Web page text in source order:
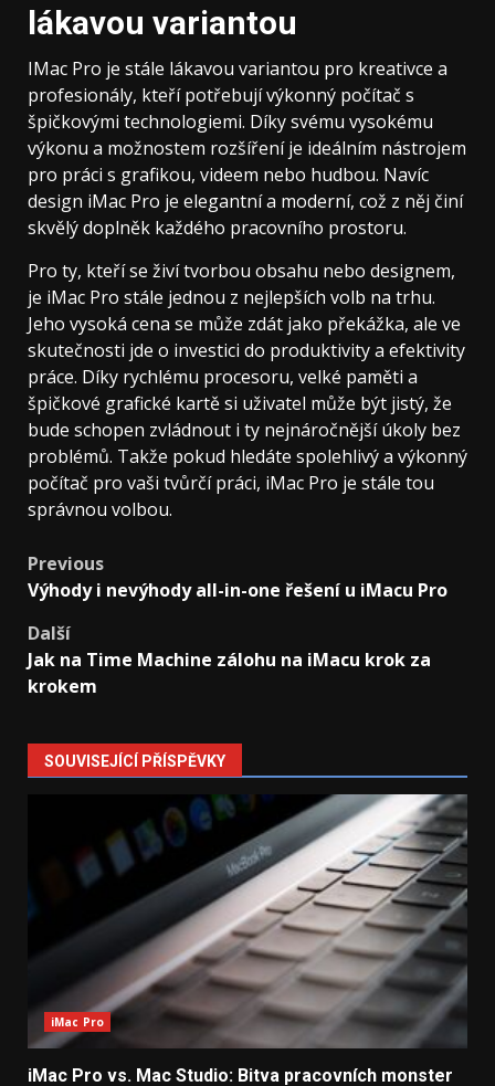
lákavou variantou
IMac Pro je stále lákavou variantou pro kreativce a
profesionály, kteří potřebují výkonný počítač s
špičkovými technologiemi. Díky svému vysokému
výkonu a možnostem rozšíření je ideálním nástrojem
pro práci s grafikou, videem nebo hudbou. Navíc
design iMac Pro je elegantní a moderní, což z něj činí
skvělý doplněk každého pracovního prostoru.
Pro ty, kteří se živí tvorbou obsahu nebo designem,
je iMac Pro stále jednou z nejlepších volb na trhu.
Jeho vysoká cena se může zdát jako překážka, ale ve
skutečnosti jde o investici do produktivity a efektivity
práce. Díky rychlému procesoru, velké paměti a
špičkové grafické kartě si uživatel může být jistý, že
bude schopen zvládnout i ty nejnáročnější úkoly bez
problémů. Takže pokud hledáte spolehlivý a výkonný
počítač pro vaši tvůrčí práci, iMac Pro je stále tou
správnou volbou.
Post
navigation
Previous
Výhody i nevýhody all-in-one řešení u iMacu Pro
Další
Jak na Time Machine zálohu na iMacu krok za
krokem
SOUVISEJÍCÍ PŘÍSPĚVKY
iMac Pro
iMac Pro vs. Mac Studio: Bitva pracovních monster